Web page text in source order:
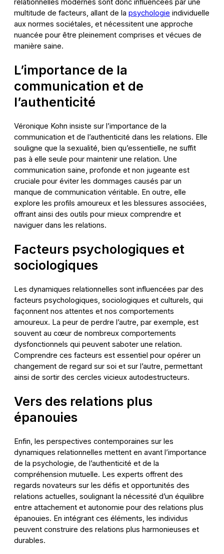
relationnelles modernes sont donc influencées par une
multitude de facteurs, allant de la psychologie individuelle
aux normes sociétales, et nécessitent une approche
nuancée pour être pleinement comprises et vécues de
manière saine.
L’importance de la
communication et de
l’authenticité
Véronique Kohn insiste sur l’importance de la
communication et de l’authenticité dans les relations. Elle
souligne que la sexualité, bien qu’essentielle, ne suffit
pas à elle seule pour maintenir une relation. Une
communication saine, profonde et non jugeante est
cruciale pour éviter les dommages causés par un
manque de communication véritable. En outre, elle
explore les profils amoureux et les blessures associées,
offrant ainsi des outils pour mieux comprendre et
naviguer dans les relations.
Facteurs psychologiques et
sociologiques
Les dynamiques relationnelles sont influencées par des
facteurs psychologiques, sociologiques et culturels, qui
façonnent nos attentes et nos comportements
amoureux. La peur de perdre l’autre, par exemple, est
souvent au cœur de nombreux comportements
dysfonctionnels qui peuvent saboter une relation.
Comprendre ces facteurs est essentiel pour opérer un
changement de regard sur soi et sur l’autre, permettant
ainsi de sortir des cercles vicieux autodestructeurs.
Vers des relations plus
épanouies
Enfin, les perspectives contemporaines sur les
dynamiques relationnelles mettent en avant l’importance
de la psychologie, de l’authenticité et de la
compréhension mutuelle. Les experts offrent des
regards novateurs sur les défis et opportunités des
relations actuelles, soulignant la nécessité d’un équilibre
entre attachement et autonomie pour des relations plus
épanouies. En intégrant ces éléments, les individus
peuvent construire des relations plus harmonieuses et
durables.